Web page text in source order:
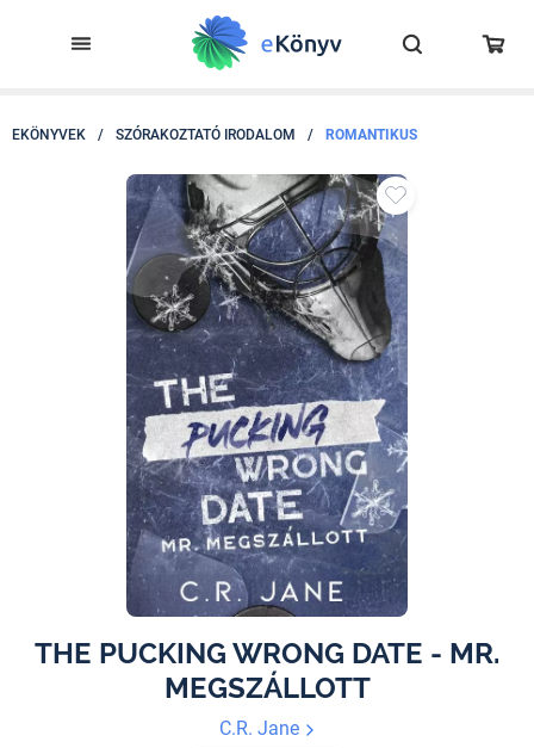
EKÖNYVEK / SZÓRAKOZTATÓ IRODALOM / ROMANTIKUS
THE PUCKING WRONG DATE - MR.
MEGSZÁLLOTT
C.R. Jane